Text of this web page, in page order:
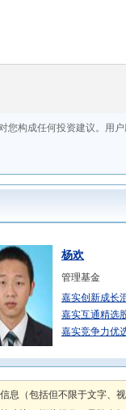
杨欢
管理基金
嘉实创新成长
嘉实互通精选
嘉实竞争力优
李曈
管理基金
嘉实活钱包货
（包括但不限于文字、